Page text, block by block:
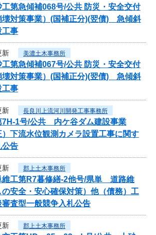
工第急傾補068号/公共 防災・安全交付
壊対策事業）(国補正分)(翌債) 急傾斜
工事
新 美濃土木事務所
工第急傾補067号/公共 防災・安全交付
壊対策事業）(国補正分)(翌債) 急傾斜
工事
新 長良川上流河川開発工事事務所
7H-1号/公共 内ケ谷ダム建設事業
）下流水位観測カメラ設置工事に関す
公告
新 郡上土木事務所
維工第R7暮修繕-2他号/県単 道路維
安全・安心確保対策）他（債務）工
査型一般競争入札公告
新 郡上土木事務所